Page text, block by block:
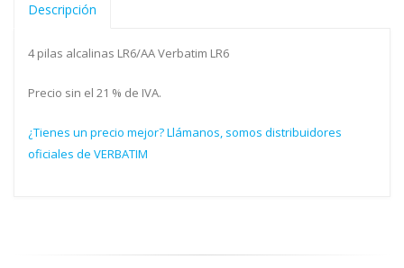
Descripción
4 pilas alcalinas LR6/AA Verbatim LR6
Precio sin el 21 % de IVA.
¿Tienes un precio mejor? Llámanos, somos distribuidores
oficiales de VERBATIM